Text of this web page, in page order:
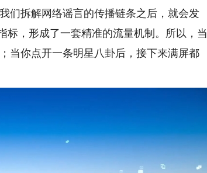
们拆解网络谣言的传播链条之后，就会发
标，形成了一套精准的流量机制。所以，当
当你点开一条明星八卦后，接下来满屏都